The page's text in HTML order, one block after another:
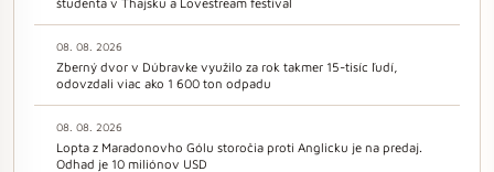
08. 08. 2026
Zberný dvor v Dúbravke využilo za rok takmer 15-tisíc ľudí,
odovzdali viac ako 1 600 ton odpadu
08. 08. 2026
Lopta z Maradonovho Gólu storočia proti Anglicku je na predaj.
Odhad je 10 miliónov USD